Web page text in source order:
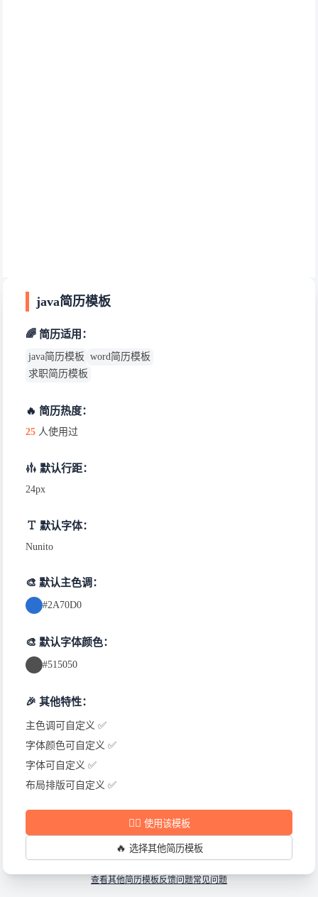
java简历模板
🌈 简历适用：
java简历模板 word简历模板
求职简历模板
🔥 简历热度：
25 人使用过
默认行距：
24px
默认字体：
Nunito
🎨 默认主色调：
#2A70D0
🎨 默认字体颜色：
#515050
🎉 其他特性：
主色调可自定义 ✅
字体颜色可自定义 ✅
字体可自定义 ✅
布局排版可自定义 ✅
✍🏻 使用该模板
🔥 选择其他简历模板
查看其他简历模板反馈问题常见问题